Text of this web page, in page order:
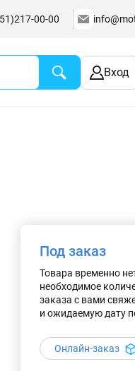
00-00
Вход
Под заказ
Товара временно
необходимое
заказа с вами
и ожидаемую дату
Онлайн-заказ